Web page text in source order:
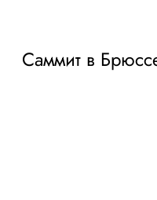
Саммит в